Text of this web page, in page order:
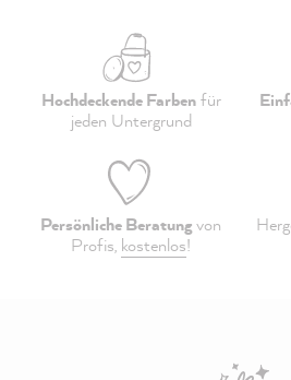
Hochdeckende Farbenfür
jeden Untergrund
Persönliche Beratungvon
Profis, kostenlos!